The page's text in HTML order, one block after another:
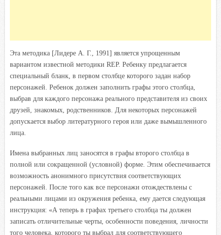
Эта методика [Лидере А. Г., 1991] является упрощенным
вариантом известной методики REP. Ребенку предлагается
специальный бланк, в первом столбце которого задан набор
персонажей. Ребенок должен заполнить графы этого столбца,
выбрав для каждого персонажа реального представителя из своих
друзей, знакомых, родственников. Для некоторых персонажей
допускается выбор литературного героя или даже вымышленного
лица.
Имена выбранных лиц заносятся в графы второго столбца в
полной или сокращенной (условной) форме. Этим обеспечивается
возможность анонимного присутствия соответствующих
персонажей. После того как все персонажи отождествлены с
реальными лицами из окружения ребенка, ему дается следующая
инструкция: «А теперь в графах третьего столбца ты должен
записать отличительные черты, особенности поведения, личности
того человека, которого ты выбрал для соответствующего